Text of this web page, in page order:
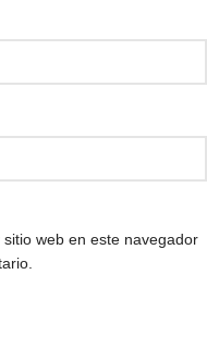
web en este navegador